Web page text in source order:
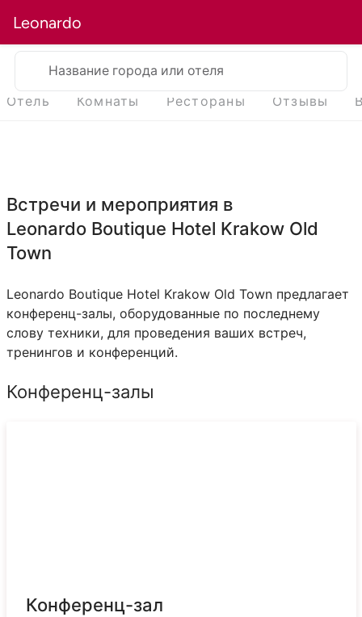
Leonardo
Название города или отеля
Отель Комнаты Рестораны Отзывы
Встречи и мероприятия в
Leonardo Boutique Hotel Krakow Old
Town
Leonardo Boutique Hotel Krakow Old Town предлагает
конференц-залы, оборудованные по последнему
слову техники, для проведения ваших встреч,
тренингов и конференций.
Конференц-залы
Конференц-зал